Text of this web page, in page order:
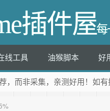
插件屋每
线工具 油猴脚本 好
，而非采集，亲测好用！如